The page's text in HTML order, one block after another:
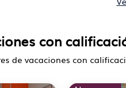
con
de vacaciones con